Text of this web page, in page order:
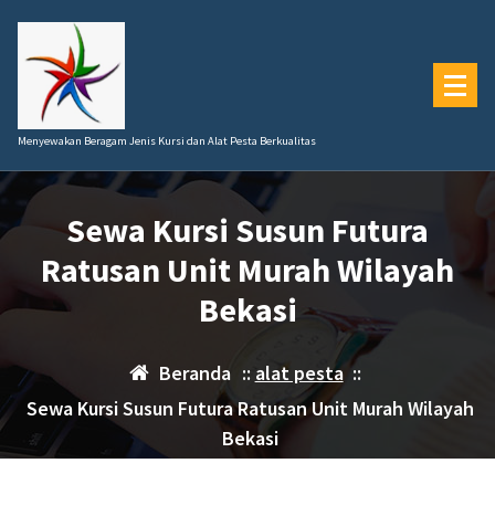
konten
Menyewakan Beragam Jenis Kursi dan Alat Pesta Berkualitas
Sewa Kursi Susun Futura
Ratusan Unit Murah Wilayah
Bekasi
Beranda :: alat pesta::
Sewa Kursi Susun Futura Ratusan Unit Murah Wilayah
Bekasi